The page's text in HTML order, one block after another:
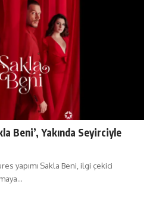
Beni’, Yakında Seyirciyle
yapımı Sakla Beni, ilgi çekici